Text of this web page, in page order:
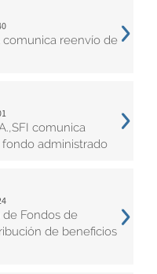
comunica reenvío de
comunica
administrado
Fondos de
de beneficios